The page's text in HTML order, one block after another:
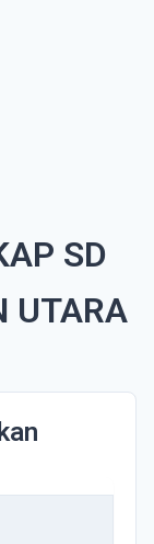
SD
UTARA